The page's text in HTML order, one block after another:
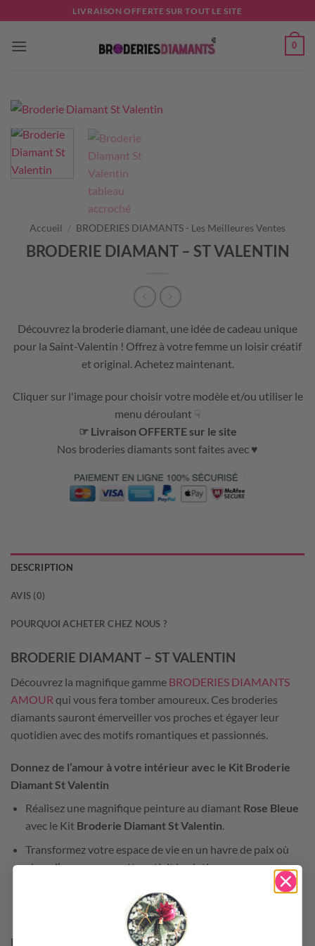
au
contenu
LIVRAISON OFFERTE SUR TOUT LE SITE
0
Accueil / BRODERIES DIAMANTS - Les Meilleures Ventes
BRODERIE DIAMANT – ST VALENTIN
Découvrez la broderie diamant, une idée de cadeau unique
pour la Saint-Valentin ! Offrez à votre femme un loisir créatif
et original. Achetez maintenant.
Cliquer sur l'image pour choisir votre modèle et/ou utiliser le
menu déroulant ☟
☞ Livraison OFFERTE sur le site
Nos broderies diamants sont faites avec ♥
DESCRIPTION
AVIS (0)
POURQUOI ACHETER CHEZ NOUS ?
BRODERIE DIAMANT – ST VALENTIN
Découvrez la magnifique gamme BRODERIES DIAMANTS
AMOUR qui vous fera tomber amoureux. Ces broderies
diamants sauront émerveiller vos proches et égayer leur
quotidien avec des motifs romantiques et passionnés.
Donnez de l’amour à votre intérieur avec le Kit Broderie
Diamant St Valentin
Réalisez une magnifique peinture au diamant Rose Bleue
avec le Kit Broderie Diamant St Valentin.
Transformez votre espace de vie en un havre de paix où
règne l’amour avec cette activité créative.
Broderie Diamant St Valentin
cadeau unique et original pour surprendre votre moitié.
Le Kit Broderie Diamant St Valentin